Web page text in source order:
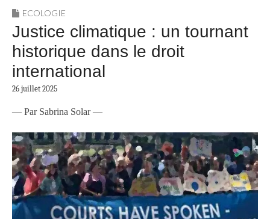
ECOLOGIE
Justice climatique : un tournant
historique dans le droit
international
26 juillet 2025
— Par Sabrina Solar —